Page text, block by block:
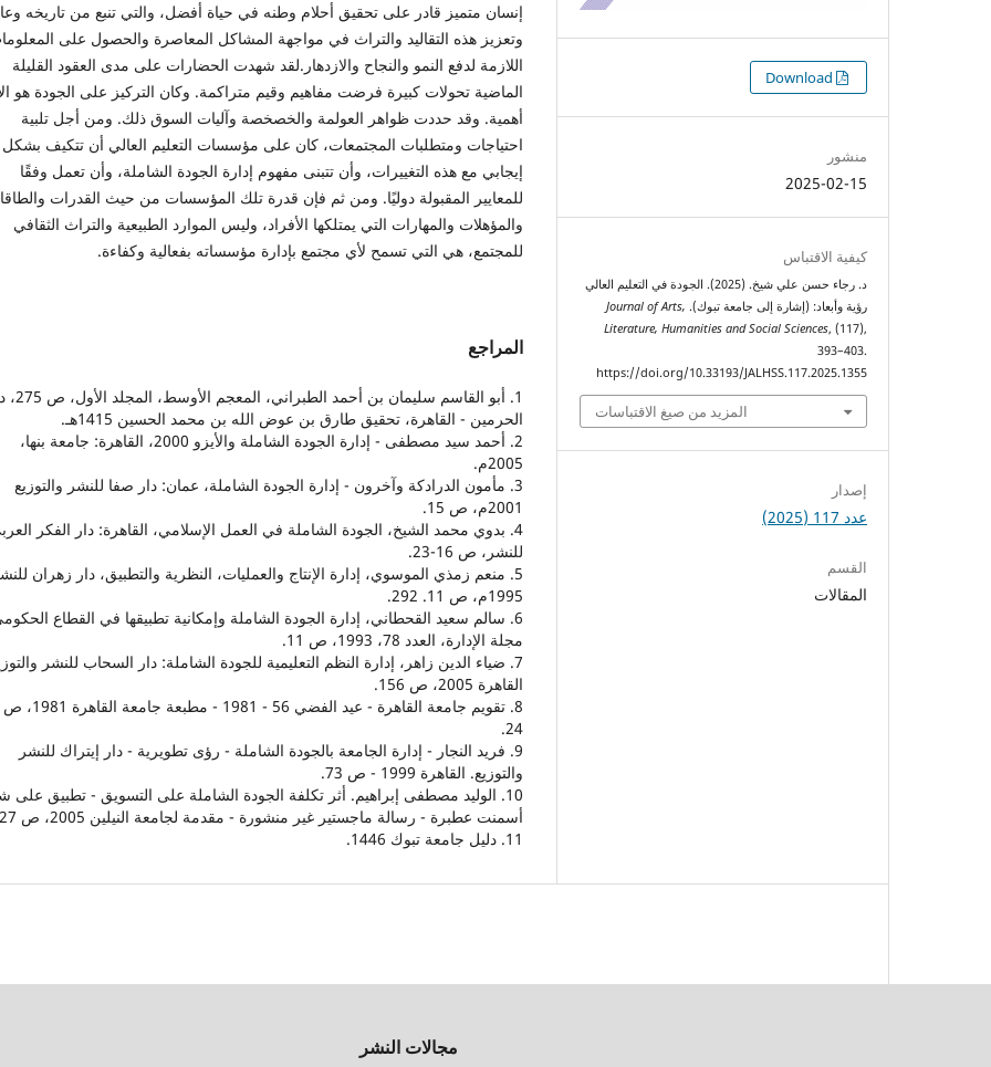
إنسان متميز قادر على تحقيق أحلام وطنه في حياة أفضل، والتي تنبع من تاريخه
وتعزيز هذه التقاليد والتراث في مواجهة المشاكل المعاصرة والحصول على
اللازمة لدفع النمو والنجاح والازدهار.لقد شهدت الحضارات على مدى العقود القليلة
الماضية تحولات كبيرة فرضت مفاهيم وقيم متراكمة. وكان التركيز على الجودة هو
أهمية. وقد حددت ظواهر العولمة والخصخصة وآليات السوق ذلك. ومن أجل تلبية
احتياجات ومتطلبات المجتمعات، كان على مؤسسات التعليم العالي أن تتكيف بشكل
إيجابي مع هذه التغييرات، وأن تتبنى مفهوم إدارة الجودة الشاملة، وأن تعمل وفقًا
للمعايير المقبولة دوليًا. ومن ثم فإن قدرة تلك المؤسسات من حيث القدرات
والمؤهلات والمهارات التي يمتلكها الأفراد، وليس الموارد الطبيعية والتراث الثقافي
للمجتمع، هي التي تسمح لأي مجتمع بإدارة مؤسساته بفعالية وكفاءة.
المراجع
1. أبو القاسم سليمان بن أحمد
الحرمين - القاهرة، تحقيق طارق بن عوض الله بن محمد الحسين 1415هـ.
2. أحمد سيد مصطفى - إدارة الجودة الشاملة والأيزو 2000، القاهرة: جامعة بنها،
2005م.
3. مأمون الدرادكة وآخرون - إدارة الجودة الشاملة، عمان: دار صفا للنشر والتوزيع
2001م، ص 15.
4. بدوي محمد الشيخ، الجودة الشاملة في العمل الإسلامي، القاهرة: دار الفكر
للنشر، ص 16-23.
5. منعم زمذي الموسوي، إدارة الإنتاج والعمليات، النظرية والتطبيق، دار زهران
1995م، ص 11. 292.
6. سالم سعيد القحطاني، إدارة الجودة الشاملة وإمكانية تطبيقها في القطاع
مجلة الإدارة، العدد 78، 1993، ص 11.
7. ضياء الدين زاهر، إدارة النظم التعليمية للجودة الشاملة: دار السحاب للنشر
القاهرة 2005، ص 156.
24.
9. فريد النجار - إدارة الجامعة بالجودة الشاملة - رؤى تطويرية - دار إيتراك للنشر
والتوزيع. القاهرة 1999 - ص 73.
10. الوليد مصطفى إبراهيم. أثر تكلفة الجودة الشاملة على التسويق - تطبيق على
أسمنت عطبرة - رسالة ماجستير غير منشورة - مقدمة لجامعة النيلين 2005، ص 27-29.
11. دليل جامعة تبوك 1446.
التنزيلات
منشور
2025-02-15
كيفية الاقتباس
د. رجاء حسن علي شيخ. (2025). الجودة في التعليم العالي
رؤية وأبعاد: (إشارة إلى جامعة تبوك). Journal of Arts,
Literature, Humanities and Social Sciences, (117),
393–403.
https://doi.org/10.33193/JALHSS.117.2025.1355
المزيد من صيغ الاقتباسات
إصدار
عدد 117 (2025)
القسم
المقالات
مجالات النشر